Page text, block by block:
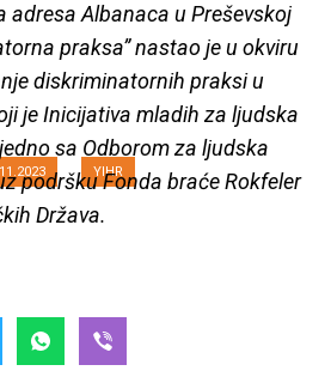
370 Albanaca iz
doline izbrisano iz
spiska
YIHR
adresa Albanaca u Preševskoj
praksa” nastao je u okviru
diskriminatornih praksi u
je Inicijativa mladih za ljudska
sa Odborom za ljudska
podršku Fonda braće Rokfeler
Država.